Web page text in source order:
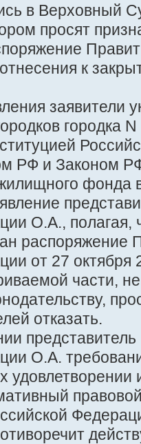
в Верховный
просят
к
заявители
городка
РФ и Законом
фонда
О.А., полагая,
распоряжение
от 27 октября
части,
отказать.
О.А.
удовлетворении